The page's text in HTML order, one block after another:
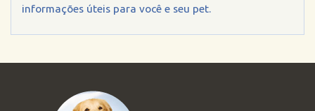
informações úteis para você e seu pet.